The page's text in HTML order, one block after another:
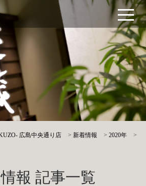
広島中央通り店 >新着情報 >2020年
>
報 記事一覧